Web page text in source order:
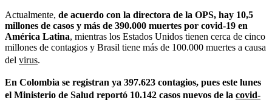
Actualmente, de acuerdo con la directora de la OPS, hay 10,5
millones de casos y más de 390.000 muertes por covid-19 en
América Latina, mientras los Estados Unidos tienen cerca de cinco
millones de contagios y Brasil tiene más de 100.000 muertes a causa
del virus.
En Colombia se registran ya 397.623 contagios, pues este lunes
el Ministerio de Salud reportó 10.142 casos nuevos de la covid-